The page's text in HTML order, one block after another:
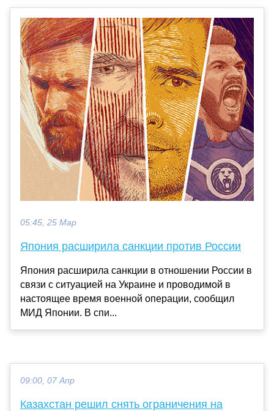
05:45, 25 Мар
Япония расширила санкции против России
Япония расширила санкции в отношении России в
связи с ситуацией на Украине и проводимой в
настоящее время военной операции, сообщил
МИД Японии. В спи...
09:00, 07 Апр
Казахстан решил снять ограничения на